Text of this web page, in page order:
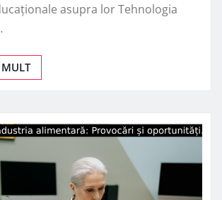
asupra lor Tehnologia
MULT